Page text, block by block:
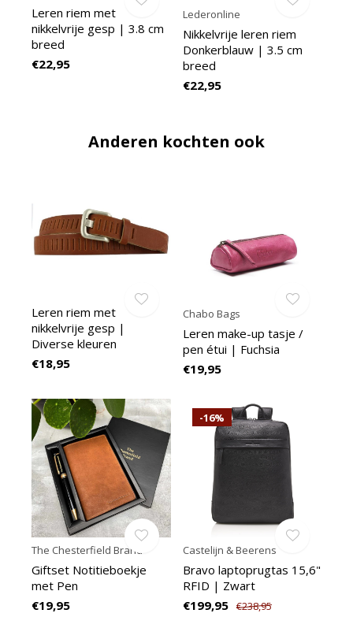
Leren riem met
nikkelvrije gesp | 3.8 cm
breed
€22,95
Lederonline
Nikkelvrije leren riem
Donkerblauw | 3.5 cm
breed
€22,95
Anderen kochten ook
Leren riem met
nikkelvrije gesp |
Diverse kleuren
€18,95
Chabo Bags
Leren make-up tasje /
pen étui | Fuchsia
€19,95
The Chesterfield Brand
Giftset Notitieboekje
met Pen
€19,95
-16%
Castelijn & Beerens
Bravo laptoprugtas 15,6"
RFID | Zwart
€199,95 €238,95